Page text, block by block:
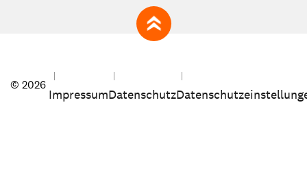
zum Seitenanfang
© 2026
ImpressumDatenschutz